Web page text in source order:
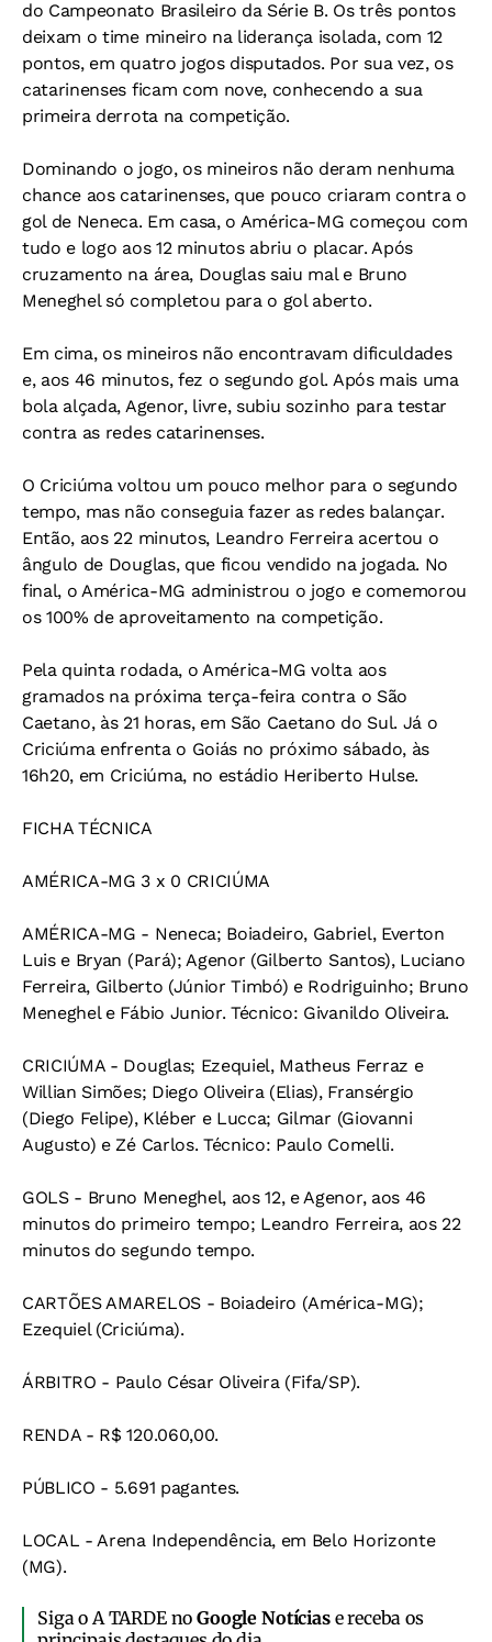
do Campeonato Brasileiro da Série B. Os três pontos
deixam o time mineiro na liderança isolada, com 12
pontos, em quatro jogos disputados. Por sua vez, os
catarinenses ficam com nove, conhecendo a sua
primeira derrota na competição.
Dominando o jogo, os mineiros não deram nenhuma
chance aos catarinenses, que pouco criaram contra o
gol de Neneca. Em casa, o América-MG começou com
tudo e logo aos 12 minutos abriu o placar. Após
cruzamento na área, Douglas saiu mal e Bruno
Meneghel só completou para o gol aberto.
Em cima, os mineiros não encontravam dificuldades
e, aos 46 minutos, fez o segundo gol. Após mais uma
bola alçada, Agenor, livre, subiu sozinho para testar
contra as redes catarinenses.
O Criciúma voltou um pouco melhor para o segundo
tempo, mas não conseguia fazer as redes balançar.
Então, aos 22 minutos, Leandro Ferreira acertou o
ângulo de Douglas, que ficou vendido na jogada. No
final, o América-MG administrou o jogo e comemorou
os 100% de aproveitamento na competição.
Pela quinta rodada, o América-MG volta aos
gramados na próxima terça-feira contra o São
Caetano, às 21 horas, em São Caetano do Sul. Já o
Criciúma enfrenta o Goiás no próximo sábado, às
16h20, em Criciúma, no estádio Heriberto Hulse.
FICHA TÉCNICA
AMÉRICA-MG 3 x 0 CRICIÚMA
AMÉRICA-MG - Neneca; Boiadeiro, Gabriel, Everton
Luis e Bryan (Pará); Agenor (Gilberto Santos), Luciano
Ferreira, Gilberto (Júnior Timbó) e Rodriguinho; Bruno
Meneghel e Fábio Junior. Técnico: Givanildo Oliveira.
CRICIÚMA - Douglas; Ezequiel, Matheus Ferraz e
Willian Simões; Diego Oliveira (Elias), Fransérgio
(Diego Felipe), Kléber e Lucca; Gilmar (Giovanni
Augusto) e Zé Carlos. Técnico: Paulo Comelli.
GOLS - Bruno Meneghel, aos 12, e Agenor, aos 46
minutos do primeiro tempo; Leandro Ferreira, aos 22
minutos do segundo tempo.
CARTÕES AMARELOS - Boiadeiro (América-MG);
Ezequiel (Criciúma).
ÁRBITRO - Paulo César Oliveira (Fifa/SP).
RENDA - R$ 120.060,00.
PÚBLICO - 5.691 pagantes.
LOCAL - Arena Independência, em Belo Horizonte
(MG).
Siga o A TARDE noGoogle Notíciase receba os